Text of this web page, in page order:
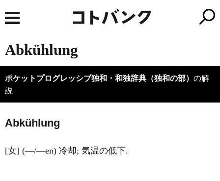
Abkühlung
ポケットプログレッシブ独和・和独辞典（独和の部） の解
説
Abkühlung
[女] (―/―en) 冷却; 気温の低下.